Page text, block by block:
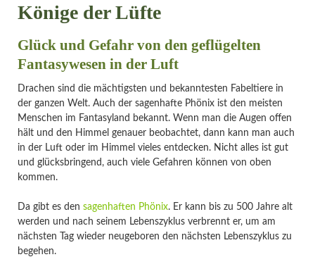
Könige der Lüfte
Glück und Gefahr von den geflügelten
Fantasywesen in der Luft
Drachen sind die mächtigsten und bekanntesten Fabeltiere in
der ganzen Welt. Auch der sagenhafte Phönix ist den meisten
Menschen im Fantasyland bekannt. Wenn man die Augen offen
hält und den Himmel genauer beobachtet, dann kann man auch
in der Luft oder im Himmel vieles entdecken. Nicht alles ist gut
und glücksbringend, auch viele Gefahren können von oben
kommen.
Da gibt es den sagenhaften Phönix. Er kann bis zu 500 Jahre alt
werden und nach seinem Lebenszyklus verbrennt er, um am
nächsten Tag wieder neugeboren den nächsten Lebenszyklus zu
begehen.